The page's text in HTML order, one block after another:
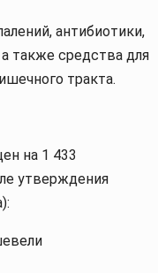
антибиотики,
также средства для
тракта.
на 1 433
утверждения